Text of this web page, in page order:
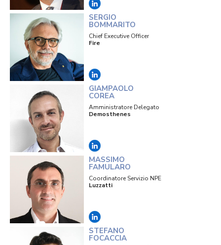
SERGIO
BOMMARITO
Chief Executive Officer
Fire
GIAMPAOLO
COREA
Amministratore Delegato
Demosthenes
MASSIMO
FAMULARO
Coordinatore Servizio NPE
Luzzatti
STEFANO
FOCACCIA